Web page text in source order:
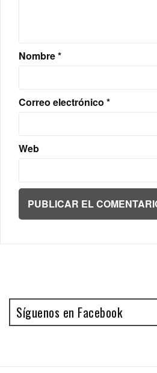
Nombre*
Correo electrónico *
Web
Síguenos en Facebook